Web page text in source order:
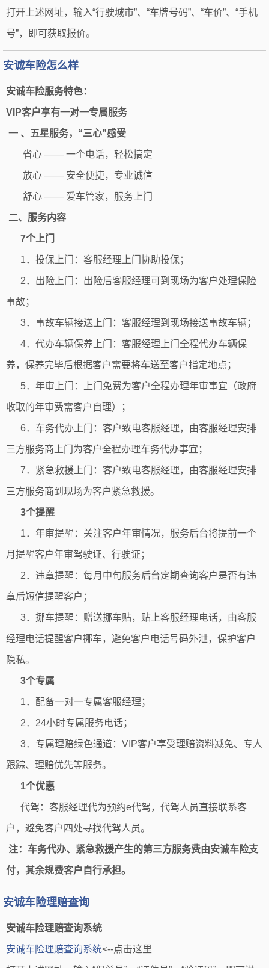
打开上述网址，输入“行驶城市”、“车牌号码”、“车价”、“手机
号”，即可获取报价。
安诚车险怎么样
安诚车险服务特色：
VIP客户享有一对一专属服务
一 、五星服务，“三心”感受
省心 —— 一个电话，轻松搞定
放心 —— 安全便捷，专业诚信
舒心 —— 爱车管家，服务上门
二、服务内容
7个上门
1．投保上门：客服经理上门协助投保；
2．出险上门：出险后客服经理可到现场为客户处理保险
事故；
3．事故车辆接送上门：客服经理到现场接送事故车辆；
4．代办车辆保养上门：客服经理上门全程代办车辆保
养，保养完毕后根据客户需要将车送至客户指定地点；
5．年审上门：上门免费为客户全程办理年审事宜（政府
收取的年审费需客户自理）；
6．车务代办上门：客户致电客服经理，由客服经理安排
三方服务商上门为客户全程办理车务代办事宜；
7．紧急救援上门：客户致电客服经理，由客服经理安排
三方服务商到现场为客户紧急救援。
3个提醒
1．年审提醒：关注客户年审情况，服务后台将提前一个
月提醒客户年审驾驶证、行驶证；
2．违章提醒：每月中旬服务后台定期查询客户是否有违
章后短信提醒客户；
3．挪车提醒：赠送挪车贴，贴上客服经理电话，由客服
经理电话提醒客户挪车，避免客户电话号码外泄，保护客户
隐私。
3个专属
1．配备一对一专属客服经理；
2．24小时专属服务电话；
3．专属理赔绿色通道：VIP客户享受理赔资料减免、专人
跟踪、理赔优先等服务。
1个优惠
代驾：客服经理代为预约e代驾，代驾人员直接联系客
户，避免客户四处寻找代驾人员。
注：车务代办、紧急救援产生的第三方服务费由安诚车险支
付，其余规费客户自行承担。
安诚车险理赔查询
安诚车险理赔查询系统
安诚车险理赔查询系统<--点击这里